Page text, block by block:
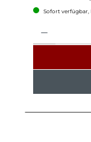
Sofort verfügbar,